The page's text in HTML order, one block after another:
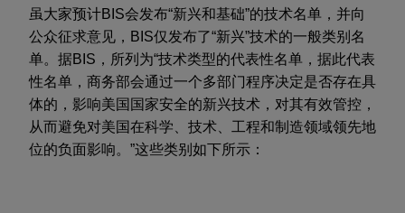
虽大家预计BIS会发布“新兴和基础”的技术名单，并向
公众征求意见，BIS仅发布了“新兴”技术的一般类别名
单。据BIS，所列为“技术类型的代表性名单，据此代表
性名单，商务部会通过一个多部门程序决定是否存在具
体的，影响美国国家安全的新兴技术，对其有效管控，
从而避免对美国在科学、技术、工程和制造领域领先地
位的负面影响。”这些类别如下所示：